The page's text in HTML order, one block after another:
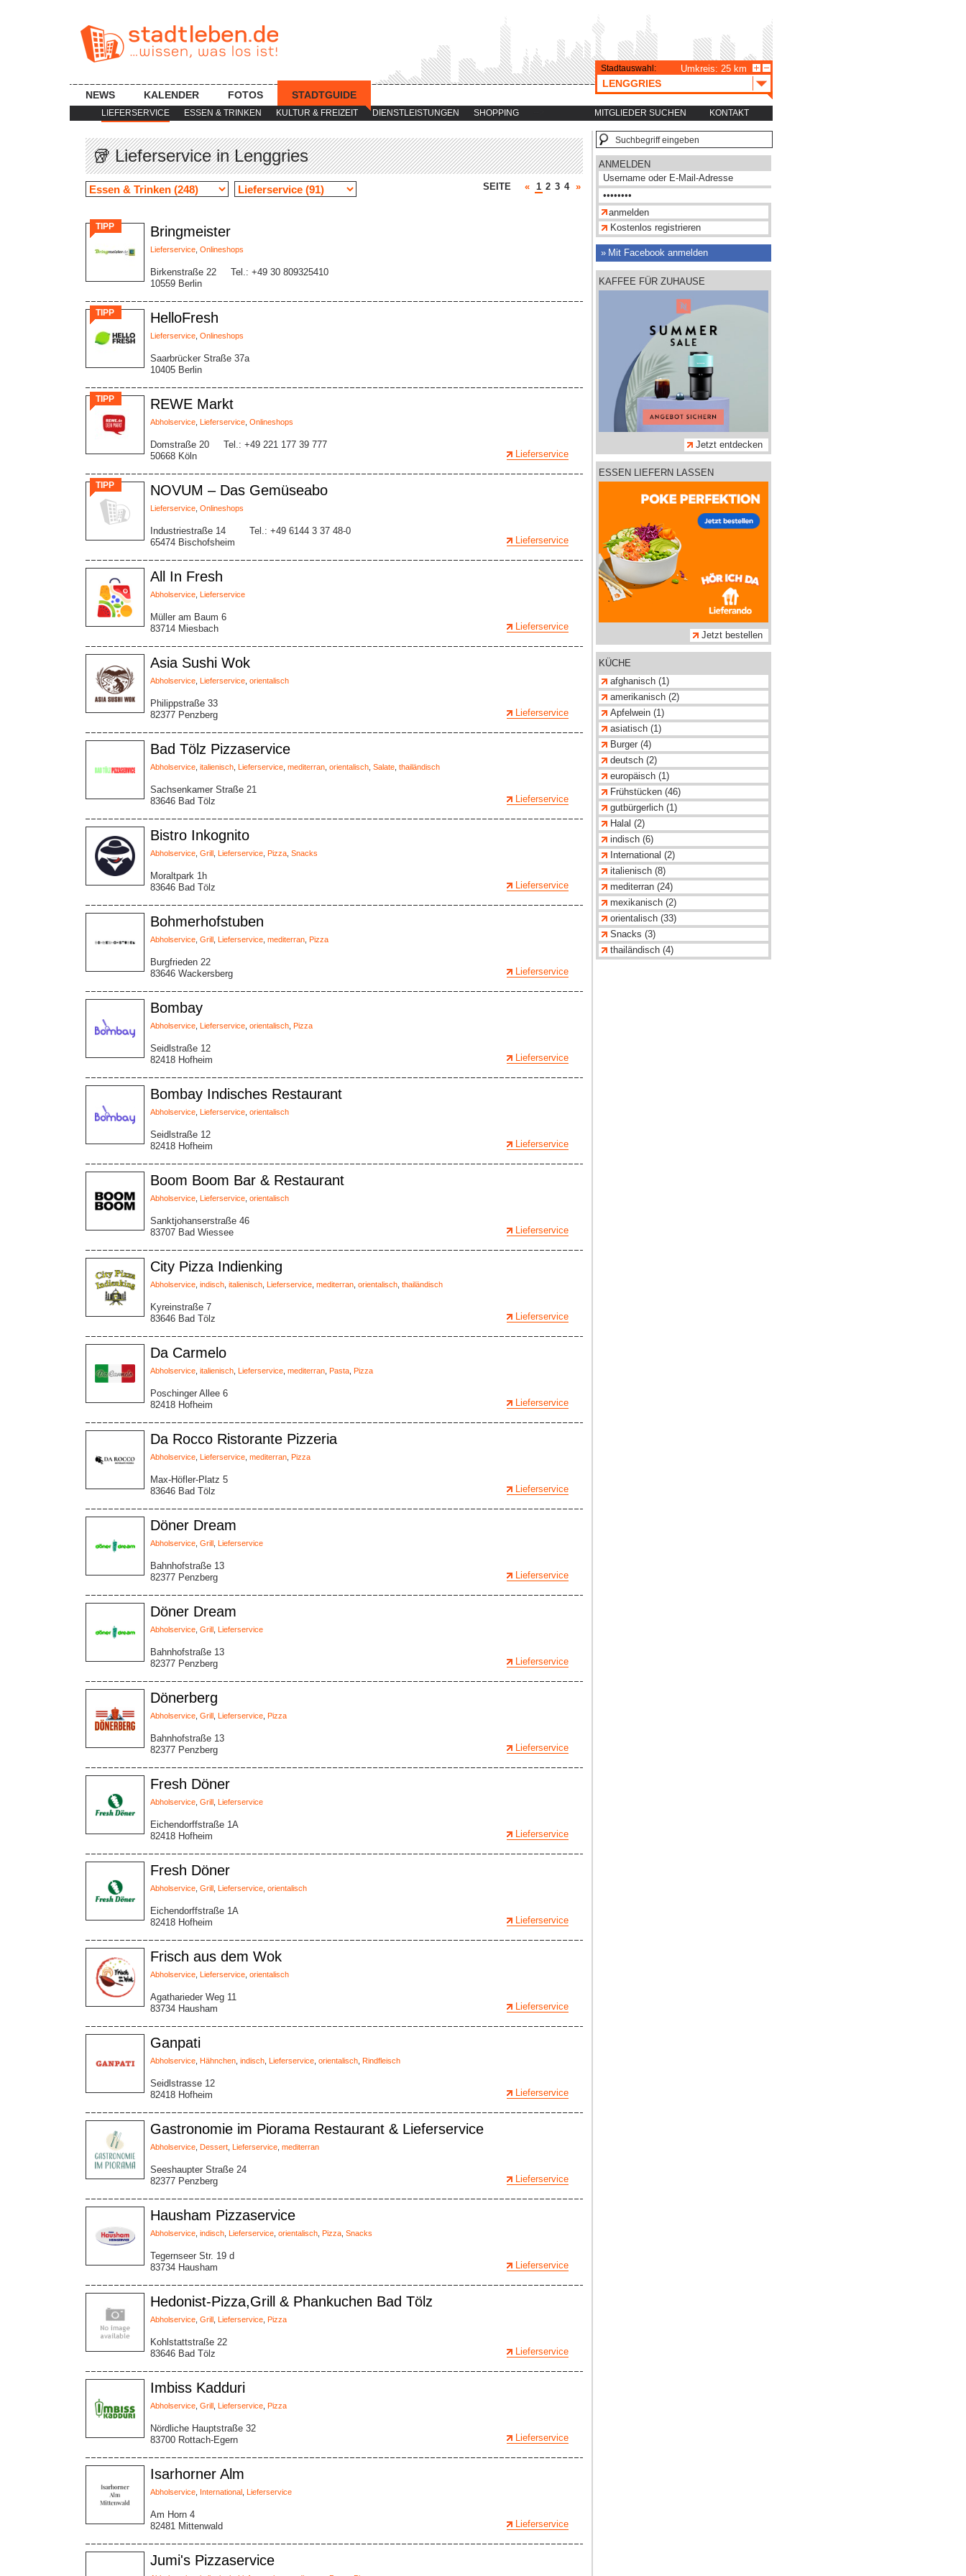
LIEFERSERVICE ESSEN & TRINKEN KULTUR & FREIZEIT DIENSTLEISTUNGEN SHOPPING MITGLIEDER SUCHEN KONTAKT
NEWS KALENDER FOTOS STADTGUIDE
Stadtauswahl: Umkreis: 25 km
LENGGRIES
🥡 Lieferservice in Lenggries
SEITE « 1 2 3 4 »
TIPP Bringmeister
Lieferservice Onlineshops
Birkenstraße 22
10559 Berlin
Tel.: +49 30 809325410
TIPP HelloFresh
Lieferservice Onlineshops
Saarbrücker Straße 37a
10405 Berlin
TIPP REWE Markt
Abholservice Lieferservice Onlineshops
Domstraße 20
50668 Köln
Tel.: +49 221 177 39 777
Lieferservice
TIPP NOVUM – Das Gemüseabo
Lieferservice Onlineshops
Industriestraße 14
65474 Bischofsheim
Tel.: +49 6144 3 37 48-0
Lieferservice
All In Fresh
Abholservice Lieferservice
Müller am Baum 6
83714 Miesbach
Lieferservice
Asia Sushi Wok
Abholservice Lieferservice orientalisch
Philippstraße 33
82377 Penzberg
Lieferservice
Bad Tölz Pizzaservice
Abholservice italienisch Lieferservice mediterran orientalisch Salate thailändisch
Sachsenkamer Straße 21
83646 Bad Tölz
Lieferservice
Bistro Inkognito
Abholservice Grill Lieferservice Pizza Snacks
Moraltpark 1h
83646 Bad Tölz
Lieferservice
Bohmerhofstuben
Abholservice Grill Lieferservice mediterran Pizza
Burgfrieden 22
83646 Wackersberg
Lieferservice
Bombay
Abholservice Lieferservice orientalisch Pizza
Seidlstraße 12
82418 Hofheim
Lieferservice
Bombay Indisches Restaurant
Abholservice Lieferservice orientalisch
Seidlstraße 12
82418 Hofheim
Lieferservice
Boom Boom Bar & Restaurant
Abholservice Lieferservice orientalisch
Sanktjohanserstraße 46
83707 Bad Wiessee
Lieferservice
City Pizza Indienking
Abholservice indisch italienisch Lieferservice mediterran orientalisch thailändisch
Kyreinstraße 7
83646 Bad Tölz
Lieferservice
Da Carmelo
Abholservice italienisch Lieferservice mediterran Pasta Pizza
Poschinger Allee 6
82418 Hofheim
Lieferservice
Da Rocco Ristorante Pizzeria
Abholservice Lieferservice mediterran Pizza
Max-Höfler-Platz 5
83646 Bad Tölz
Lieferservice
Döner Dream
Abholservice Grill Lieferservice
Bahnhofstraße 13
82377 Penzberg
Lieferservice
Döner Dream
Abholservice Grill Lieferservice
Bahnhofstraße 13
82377 Penzberg
Lieferservice
Dönerberg
Abholservice Grill Lieferservice Pizza
Bahnhofstraße 13
82377 Penzberg
Lieferservice
Fresh Döner
Abholservice Grill Lieferservice
Eichendorffstraße 1A
82418 Hofheim
Lieferservice
Fresh Döner
Abholservice Grill Lieferservice orientalisch
Eichendorffstraße 1A
82418 Hofheim
Lieferservice
Frisch aus dem Wok
Abholservice Lieferservice orientalisch
Agatharieder Weg 11
83734 Hausham
Lieferservice
Ganpati
Abholservice Hähnchen indisch Lieferservice orientalisch Rindfleisch
Seidlstrasse 12
82418 Hofheim
Lieferservice
Gastronomie im Piorama Restaurant & Lieferservice
Abholservice Dessert Lieferservice mediterran
Seeshaupter Straße 24
82377 Penzberg
Lieferservice
Hausham Pizzaservice
Abholservice indisch Lieferservice orientalisch Pizza Snacks
Tegernseer Str. 19 d
83734 Hausham
Lieferservice
Hedonist-Pizza,Grill & Phankuchen Bad Tölz
Abholservice Grill Lieferservice Pizza
Kohlstattstraße 22
83646 Bad Tölz
Lieferservice
Imbiss Kadduri
Abholservice Grill Lieferservice Pizza
Nördliche Hauptstraße 32
83700 Rottach-Egern
Lieferservice
Isarhorner Alm
Abholservice International Lieferservice
Am Horn 4
82481 Mittenwald
Lieferservice
Jumi's Pizzaservice
ANMELDEN
Kostenlos registrieren
Mit Facebook anmelden
KAFFEE FÜR ZUHAUSE
Jetzt entdecken
ESSEN LIEFERN LASSEN
Jetzt bestellen
KÜCHE
afghanisch (1)
amerikanisch (2)
Apfelwein (1)
asiatisch (1)
Burger (4)
deutsch (2)
europäisch (1)
Frühstücken (46)
gutbürgerlich (1)
Halal (2)
indisch (6)
International (2)
italienisch (8)
mediterran (24)
mexikanisch (2)
orientalisch (33)
Snacks (3)
thailändisch (4)